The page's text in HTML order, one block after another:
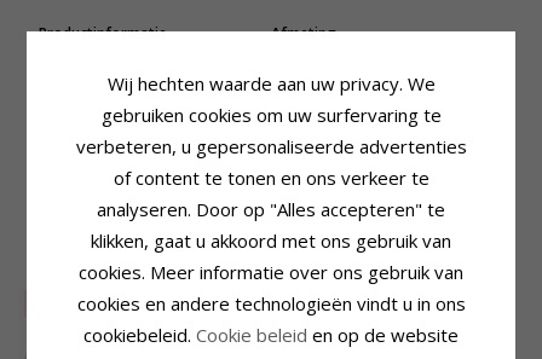
Productinformatie
Edelmetaal:Zilver
Facet
Afmeting
Breedte:5,6 mm
45 cm
4-5 Weekdagen
KLANTEN KOPEN OOK
75%
Wij hechten waarde aan uw privacy. We
gebruiken cookies om uw surfervaring te
verbeteren, u gepersonaliseerde advertenties
of content te tonen en ons verkeer te
analyseren. Door op "Alles accepteren" te
klikken, gaat u akkoord met ons gebruik van
cookies. Meer informatie over ons gebruik van
cookies en andere technologieën vindt u in ons
cookiebeleid. Cookie beleid en op de website